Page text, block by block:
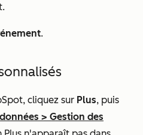
.
cliquez sur Plus, puis
> Gestion des